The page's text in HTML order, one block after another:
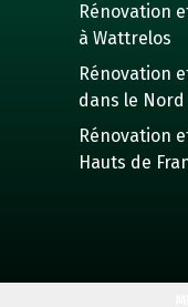
Rénovation
à Wattrelos
Rénovation
dans le Nord
Rénovation
Hauts de